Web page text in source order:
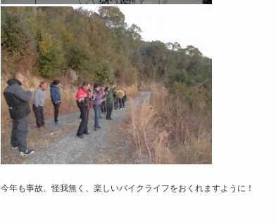
今年も事故、怪我無く、楽しいバイクライフをおくれますように！